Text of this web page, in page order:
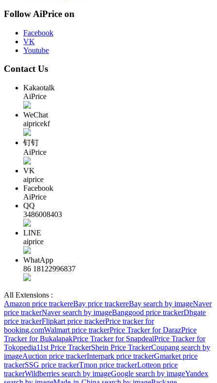
Follow AiPrice on
Facebook
VK
Youtube
Contact Us
Kakaotalk
AiPrice
WeChat
aipricekf
钉钉
AiPrice
VK
aiprice
Facebook
AiPrice
QQ
3486008403
LINE
aiprice
WhatApp
86 18122996837
All Extensions :
Amazon price trackereBay price trackereBay search by imageNaver
price trackerNaver search by imageBanggood price trackerDhgate
price trackerFlipkart price trackerPrice tracker for
booking.comWalmart price trackerPrice Tracker for DarazPrice
Tracker for BukalapakPrice Tracker for SnapdealPrice Tracker for
Tokopedia11st Price TrackerShein Price TrackerCoupang search by
imageAuction price trackerInterpark price trackerGmarket price
trackerSSG price trackerTmon price trackerLotteon price
trackerWildberries search by imageGoogle search by imageYandex